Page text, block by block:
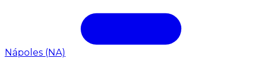
Nápoles (NA)